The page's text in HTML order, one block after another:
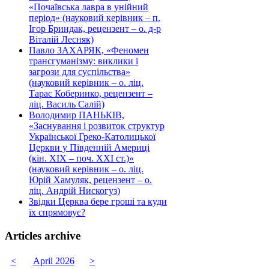
«Почаївська лавра в унійний
період» (науковий керівник – п.
Ігор Бриндак, рецензент – о. д-р
Віталій Лесняк)
Павло ЗАХАРЯК, «Феномен
трансгуманізму: виклики і
загрози для суспільства»
(науковий керівник – о. ліц.
Тарас Коберинко, рецензент –
ліц. Василь Салій)
Володимир ПАНЬКІВ,
«Заснування і розвиток структур
Української Греко-Католицької
Церкви у Південній Америці
(кін. ХІХ – поч. ХХІ ст.)»
(науковий керівник – о. ліц.
Юрій Хамуляк, рецензент – о.
ліц. Андрій Нискогуз)
Звідки Церква бере гроші та куди
їх спрямовує?
Articles archive
< April 2026
>